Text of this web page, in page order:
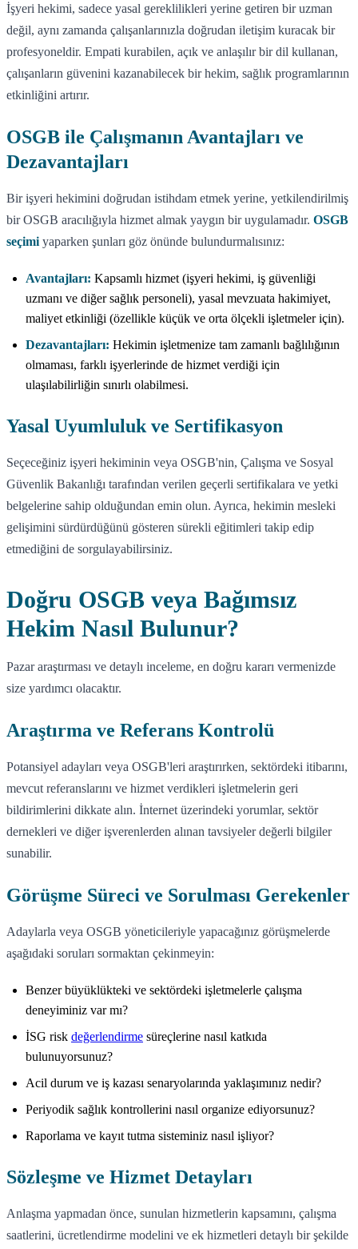
İşyeri hekimi, sadece yasal gereklilikleri yerine getiren bir uzman
değil, aynı zamanda çalışanlarınızla doğrudan iletişim kuracak bir
profesyoneldir. Empati kurabilen, açık ve anlaşılır bir dil kullanan,
çalışanların güvenini kazanabilecek bir hekim, sağlık programlarının
etkinliğini artırır.
OSGB ile Çalışmanın Avantajları ve
Dezavantajları
Bir işyeri hekimini doğrudan istihdam etmek yerine, yetkilendirilmiş
bir OSGB aracılığıyla hizmet almak yaygın bir uygulamadır. OSGB
seçimi yaparken şunları göz önünde bulundurmalısınız:
Avantajları: Kapsamlı hizmet (işyeri hekimi, iş güvenliği
uzmanı ve diğer sağlık personeli), yasal mevzuata hakimiyet,
maliyet etkinliği (özellikle küçük ve orta ölçekli işletmeler için).
Dezavantajları: Hekimin işletmenize tam zamanlı bağlılığının
olmaması, farklı işyerlerinde de hizmet verdiği için
ulaşılabilirliğin sınırlı olabilmesi.
Yasal Uyumluluk ve Sertifikasyon
Seçeceğiniz işyeri hekiminin veya OSGB'nin, Çalışma ve Sosyal
Güvenlik Bakanlığı tarafından verilen geçerli sertifikalara ve yetki
belgelerine sahip olduğundan emin olun. Ayrıca, hekimin mesleki
gelişimini sürdürdüğünü gösteren sürekli eğitimleri takip edip
etmediğini de sorgulayabilirsiniz.
Doğru OSGB veya Bağımsız
Hekim Nasıl Bulunur?
Pazar araştırması ve detaylı inceleme, en doğru kararı vermenizde
size yardımcı olacaktır.
Araştırma ve Referans Kontrolü
Potansiyel adayları veya OSGB'leri araştırırken, sektördeki itibarını,
mevcut referanslarını ve hizmet verdikleri işletmelerin geri
bildirimlerini dikkate alın. İnternet üzerindeki yorumlar, sektör
dernekleri ve diğer işverenlerden alınan tavsiyeler değerli bilgiler
sunabilir.
Görüşme Süreci ve Sorulması Gerekenler
Adaylarla veya OSGB yöneticileriyle yapacağınız görüşmelerde
aşağıdaki soruları sormaktan çekinmeyin:
Benzer büyüklükteki ve sektördeki işletmelerle çalışma
deneyiminiz var mı?
İSG risk değerlendirme süreçlerine nasıl katkıda
bulunuyorsunuz?
Acil durum ve iş kazası senaryolarında yaklaşımınız nedir?
Periyodik sağlık kontrollerini nasıl organize ediyorsunuz?
Raporlama ve kayıt tutma sisteminiz nasıl işliyor?
Sözleşme ve Hizmet Detayları
Anlaşma yapmadan önce, sunulan hizmetlerin kapsamını, çalışma
saatlerini, ücretlendirme modelini ve ek hizmetleri detaylı bir şekilde